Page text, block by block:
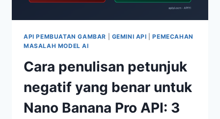
API PEMBUATAN GAMBAR GEMINI API |PEMECAHAN
MASALAH MODEL AI
Cara penulisan petunjuk
negatif yang benar untuk
Nano Banana Pro API: 3